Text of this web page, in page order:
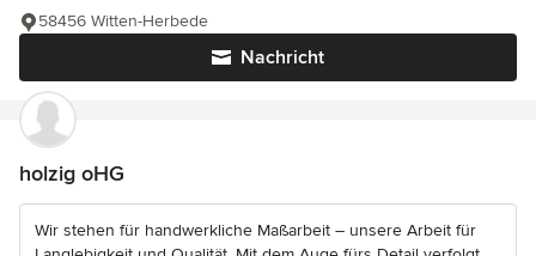
Nachricht
58456 Witten-Herbede
holzig oHG
Wir stehen für handwerkliche Maßarbeit – unsere Arbeit für